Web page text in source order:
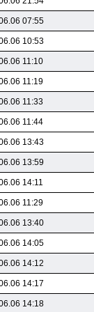
07:55
10:53
11:10
11:19
11:33
11:44
13:43
13:59
14:11
11:29
13:40
14:05
14:12
14:17
14:18